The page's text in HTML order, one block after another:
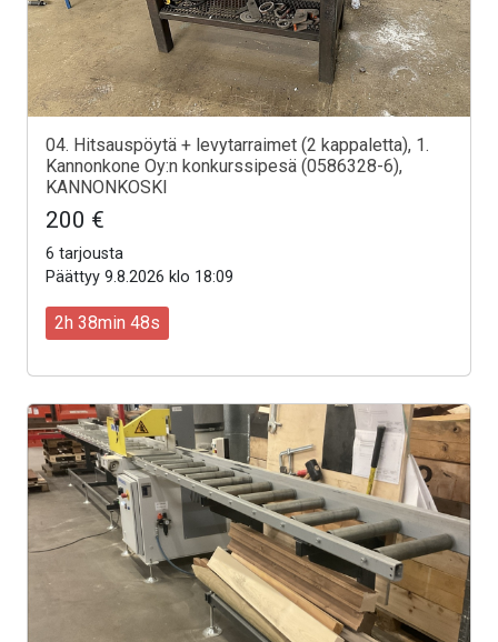
04. Hitsauspöytä + levytarraimet (2 kappaletta), 1.
Kannonkone Oy:n konkurssipesä (0586328-6),
KANNONKOSKI
200 €
6 tarjousta
Päättyy 9.8.2026 klo 18:09
2h 38min 46s